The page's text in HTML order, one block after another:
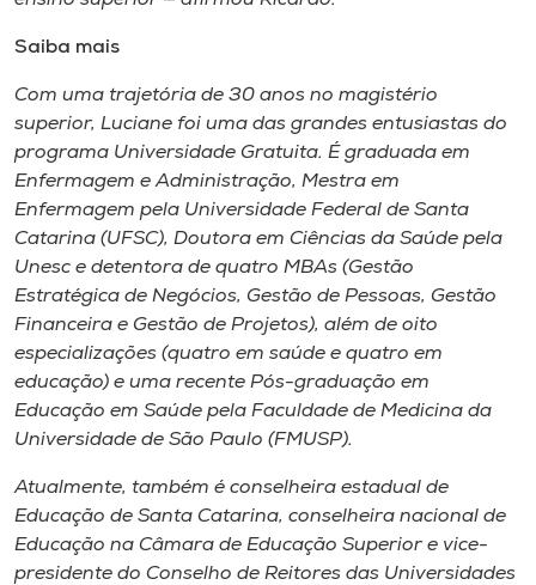
Saiba mais
Com uma trajetória de 30 anos no magistério
superior, Luciane foi uma das grandes entusiastas do
programa Universidade Gratuita. É graduada em
Enfermagem e Administração, Mestra em
Enfermagem pela Universidade Federal de Santa
Catarina (UFSC), Doutora em Ciências da Saúde pela
Unesc e detentora de quatro MBAs (Gestão
Estratégica de Negócios, Gestão de Pessoas, Gestão
Financeira e Gestão de Projetos), além de oito
especializações (quatro em saúde e quatro em
educação) e uma recente Pós-graduação em
Educação em Saúde pela Faculdade de Medicina da
Universidade de São Paulo (FMUSP).
Atualmente, também é conselheira estadual de
Educação de Santa Catarina, conselheira nacional de
Educação na Câmara de Educação Superior e vice-
presidente do Conselho de Reitores das Universidades